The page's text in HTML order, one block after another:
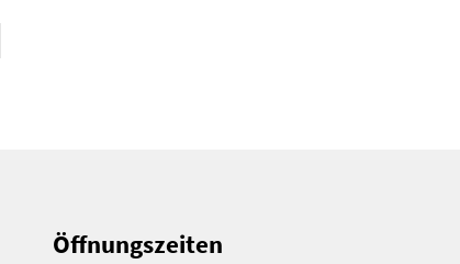
Öffnungszeiten